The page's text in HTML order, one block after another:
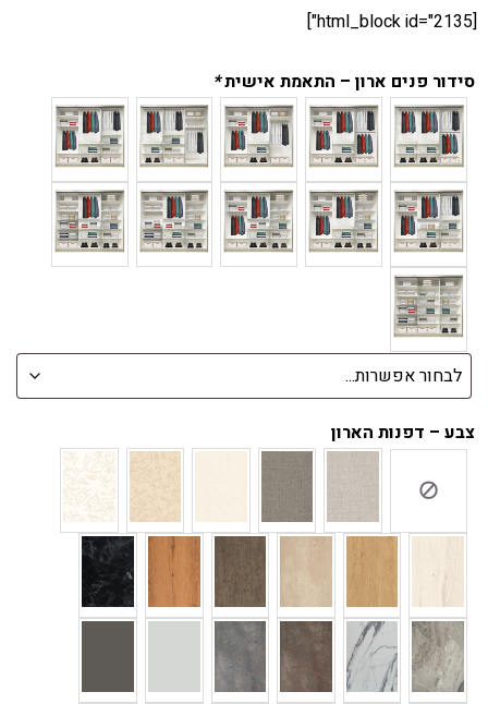
[html_block id="2135"]
סידור פנים ארון – התאמת אישית*
צבע – דפנות הארון